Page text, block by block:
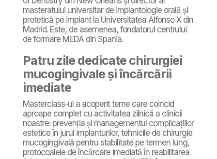
masteratului universitar de implantologie orală și
protetică pe implant la Universitatea Alfonso X din
Madrid. Este, de asemenea, fondatorul centrului
de formare MEDA din Spania.
Patru zile dedicate chirurgiei
mucogingivale și încărcării
imediate
Masterclass-ul a acoperit teme care coincid
aproape complet cu activitatea zilnică a clinicii
noastre: prevenția și managementul complicațiilor
estetice în jurul implanturilor, tehnicile de chirurgie
mucogingivală pentru stabilitate pe termen lung,
protocoalele de încărcare imediată în reabilitarea